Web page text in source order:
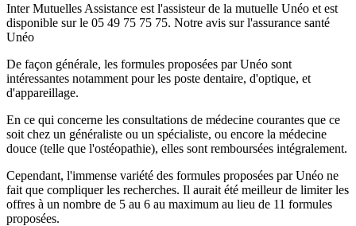
Inter Mutuelles Assistance est l'assisteur de la mutuelle Unéo et est
disponible sur le 05 49 75 75 75. Notre avis sur l'assurance santé
Unéo
De façon générale, les formules proposées par Unéo sont
intéressantes notamment pour les poste dentaire, d'optique, et
d'appareillage.
En ce qui concerne les consultations de médecine courantes que ce
soit chez un généraliste ou un spécialiste, ou encore la médecine
douce (telle que l'ostéopathie), elles sont remboursées intégralement.
Cependant, l'immense variété des formules proposées par Unéo ne
fait que compliquer les recherches. Il aurait été meilleur de limiter les
offres à un nombre de 5 au 6 au maximum au lieu de 11 formules
proposées.